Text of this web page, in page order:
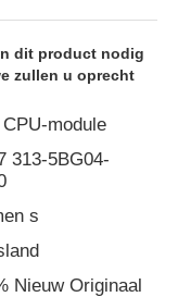
dit product nodig
zullen u oprecht
module
313-5BG04-
s
Nieuw Originaal